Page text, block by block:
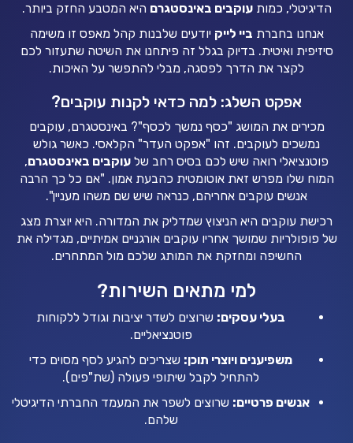
הדיגיטלי, כמותעוקבים באינסטגרם היא המטבע החזק ביותר.
אנחנו בחברת ביי לייק יודעים שלבנות קהל מאפס זו משימה
סיזיפית ואיטית. בדיוק בגלל זה פיתחנו את השיטה שתעזור לכם
לקצר את הדרך לפסגה, מבלי להתפשר על האיכות.
אפקט השלג: למה כדאי לקנות עוקבים?
מכירים את המושג "כסף נמשך לכסף"? באינסטגרם, עוקבים
נמשכים לעוקבים. זהו "אפקט העדר" הקלאסי. כאשר גולש
פוטנציאלי רואה שיש לכם בסיס רחב של עוקבים באינסטגרם,
המוח שלו מפרש זאת אוטומטית כהבעת אמון. "אם כל כך הרבה
אנשים עוקבים אחריהם, כנראה שיש שם משהו מעניין".
רכישת עוקבים היא הניצוץ שמדליק את המדורה. היא יוצרת מצג
של פופולריות שמושך אחריו עוקבים אורגניים אמיתיים, מגדילה את
החשיפה ומחזקת את המותג שלכם מול המתחרים.
למי מתאים השירות?
בעלי עסקים: שרוצים לשדר יציבות וגודל ללקוחות
פוטנציאליים.
משפיענים ויוצרי תוכן: שצריכים להגיע לסף מסוים כדי
להתחיל לקבל שיתופי פעולה (שת"פים).
אנשים פרטיים: שרוצים לשפר את המעמד החברתי הדיגיטלי
שלהם.